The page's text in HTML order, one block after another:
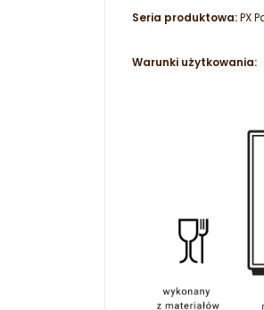
Seria produktowa:PX
Warunki użytkowania: